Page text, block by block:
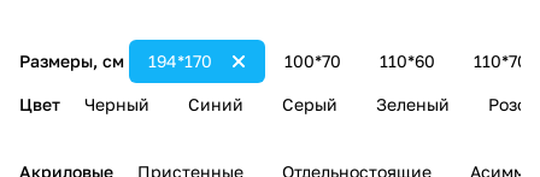
ванн
ы
ванн
ы
)
Размеры, см 100*70 110*60 110*70
194*170
Цвет Черный Синий Серый Зеленый
Акриловые Пристенные Отдельностоящие